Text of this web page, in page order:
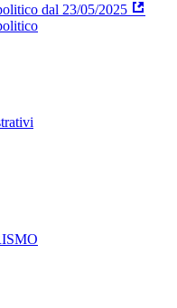
dal 23/05/2025